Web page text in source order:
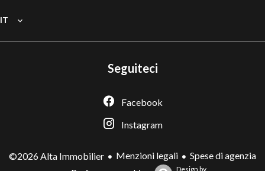
IT
Seguiteci
Facebook
Instagram
©2026 Alta Immobilier Menzioni legali
Spese di agenzia
Design by